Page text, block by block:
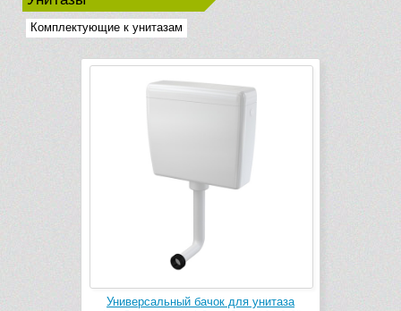
Комплектующие к унитазам
Универсальный бачок для унитаза